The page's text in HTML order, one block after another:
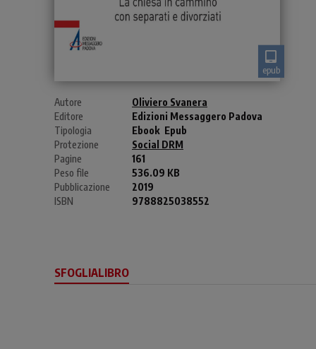
epub
Autore
Oliviero Svanera
Editore
Edizioni Messaggero Padova
Tipologia
Ebook Epub
Protezione
Social DRM
Pagine
161
Peso file
536.09 KB
Pubblicazione
2019
ISBN
9788825038552
SFOGLIALIBRO